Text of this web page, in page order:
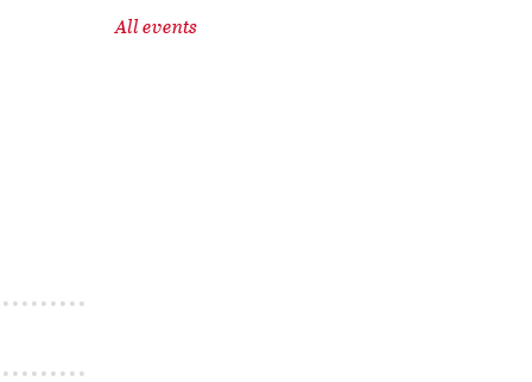
All events